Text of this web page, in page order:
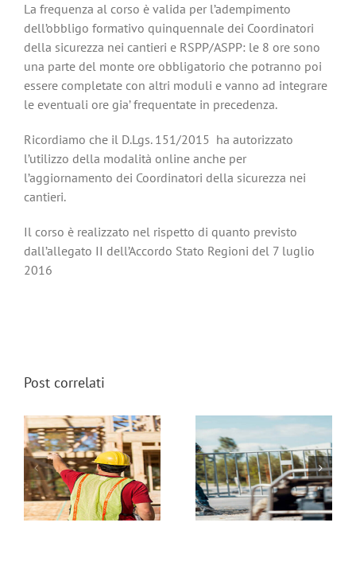
La frequenza al corso è valida per l’adempimento
dell’obbligo formativo quinquennale dei Coordinatori
della sicurezza nei cantieri e RSPP/ASPP: le 8 ore sono
una parte del monte ore obbligatorio che potranno poi
essere completate con altri moduli e vanno ad integrare
le eventuali ore gia’ frequentate in precedenza.
Ricordiamo che il D.Lgs. 151/2015 ha autorizzato
l’utilizzo della modalità online anche per
l’aggiornamento dei Coordinatori della sicurezza nei
cantieri.
Il corso è realizzato nel rispetto di quanto previsto
dall’allegato II dell’Accordo Stato Regioni del 7 luglio
2016
Post correlati
SICUREZZA NEI LAVORI
STRADALI E
ALL’APERTO (8 ore)
SICUREZZA NELL’USO
DI RETI, PARAPETTI,
SCALE E NELLE
LAVORAZIONI SU FUNE
(8 ore)